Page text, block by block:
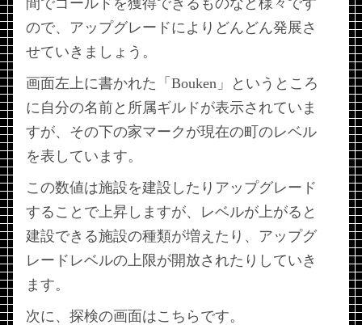
ので、アップグレードによりどんどん発展さ
せていきましょう。
画面左上に書かれた「Bouken」というところ
に自分の名前と所属ギルドが表示されていま
すが、その下の家マークが現在の町のレベル
を表しています。
この数値は施設を建設したりアップグレード
することで上昇しますが、レベルが上がると
建設できる施設の種類が増えたり、アップグ
レードレベルの上限が開放されたりしていき
ます。
次に、探検の画面はこちらです。